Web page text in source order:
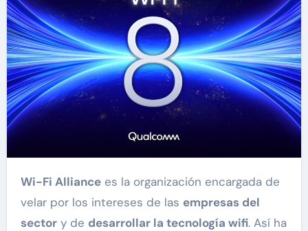
Wi-Fi Alliancees la organización encargada de
velar por los intereses de las empresas del
sectory de desarrollar la tecnología wifi. Así ha